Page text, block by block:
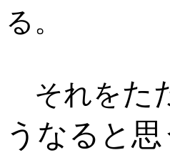
る。
それをた
うなると